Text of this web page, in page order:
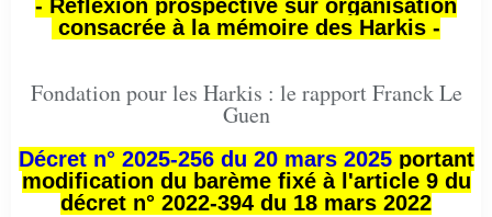
- Réflexion prospective sur organisation
consacrée à la mémoire des Harkis -
Fondation pour les Harkis : le rapport Franck Le
Guen
Décret n° 2025-256 du 20 mars 2025portant
modification du barème fixé à l'article 9 du
décret n° 2022-394 du 18 mars 2022